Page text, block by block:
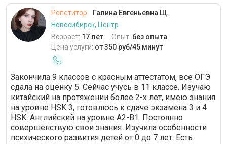
Репетитор
Галина Евгеньевна Щ.
Новосибирск, Центр
Возраст: 17 лет Опыт: без опыта
Цена услуги: от 350 руб/45 минут
Закончила 9 классов с красным аттестатом, все ОГЭ
сдала на оценку 5. Сейчас учусь в 11 классе. Изучаю
китайский на протяжении более 2-х лет, имею знания
на уровне HSK 3, готовлюсь к сдаче экзамена 3 и 4
HSK. Английский на уровне A2-B1. Постоянно
совершенствую свои знания. Изучила особенности
психического развития детей от 0 до 7 лет. Есть